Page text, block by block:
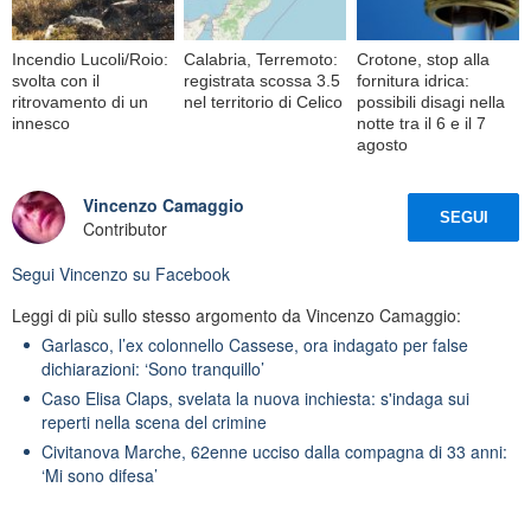
Incendio Lucoli/Roio:
svolta con il
ritrovamento di un
innesco
Calabria, Terremoto:
registrata scossa 3.5
nel territorio di Celico
Crotone, stop alla
fornitura idrica:
possibili disagi nella
notte tra il 6 e il 7
agosto
Vincenzo Camaggio
Contributor
SEGUI
Segui Vincenzo su Facebook
Leggi di più sullo stesso argomento da Vincenzo Camaggio:
Garlasco, l’ex colonnello Cassese, ora indagato per false
dichiarazioni: ‘Sono tranquillo’
Caso Elisa Claps, svelata la nuova inchiesta: s'indaga sui
reperti nella scena del crimine
Civitanova Marche, 62enne ucciso dalla compagna di 33 anni:
‘Mi sono difesa’